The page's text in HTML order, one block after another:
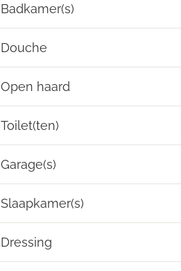
Badkamer(s)
Douche
Open haard
Toilet(ten)
Garage(s)
Slaapkamer(s)
Dressing